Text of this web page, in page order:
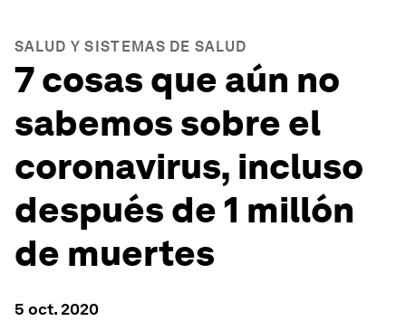
SALUD Y SISTEMAS DE SALUD
7 cosas que aún no
sabemos sobre el
coronavirus, incluso
después de 1 millón
de muertes
5 oct. 2020